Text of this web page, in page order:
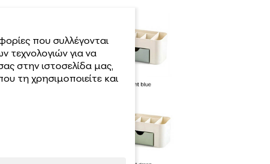
που συλλέγονται
τεχνολογιών για να
στην ιστοσελίδα μας,
τη χρησιμοποιείτε και